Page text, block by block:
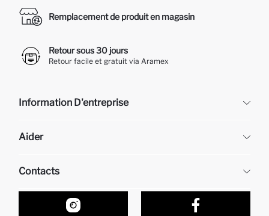
Remplacement de produit en magasin
Retour sous 30 jours
Retour facile et gratuit via Aramex
Information D'entreprise
À propos de nous
Aider
Retour et changement
Suivi de la Commande
Comment acheter sur DeFacto ?
Contacts
Nos Magasins
Formulaire de contact